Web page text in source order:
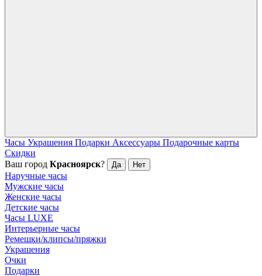
Часы Украшения Подарки Аксессуары Подарочные карты
Скидки
Ваш город Красноярск? Да Нет
Наручные часы
Мужские часы
Женские часы
Детские часы
Часы LUXE
Интерьерные часы
Ремешки/клипсы/пряжки
Украшения
Очки
Подарки